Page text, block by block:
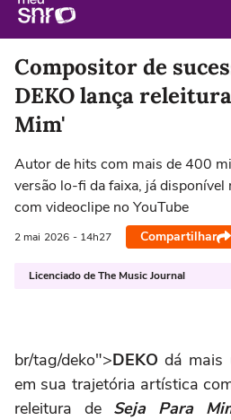
Compositor de
DEKO lança
Mim'
Autor de hits com mais de 400
versão lo-fi da faixa, já
com videoclipe no YouTube
2 mai 2026 - 14h27 Compartilhar
Licenciado de The Music Journal
br/tag/deko">DEKO dá mais
em sua trajetória artística
releitura de Seja Para